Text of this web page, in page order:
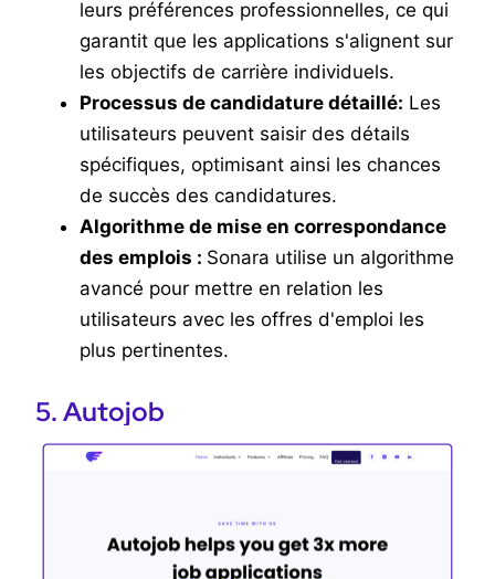
leurs préférences professionnelles, ce qui
garantit que les applications s'alignent sur
les objectifs de carrière individuels.
Processus de candidature détaillé: Les
utilisateurs peuvent saisir des détails
spécifiques, optimisant ainsi les chances
de succès des candidatures.
Algorithme de mise en correspondance
des emplois : Sonara utilise un algorithme
avancé pour mettre en relation les
utilisateurs avec les offres d'emploi les
plus pertinentes.
5. Autojob